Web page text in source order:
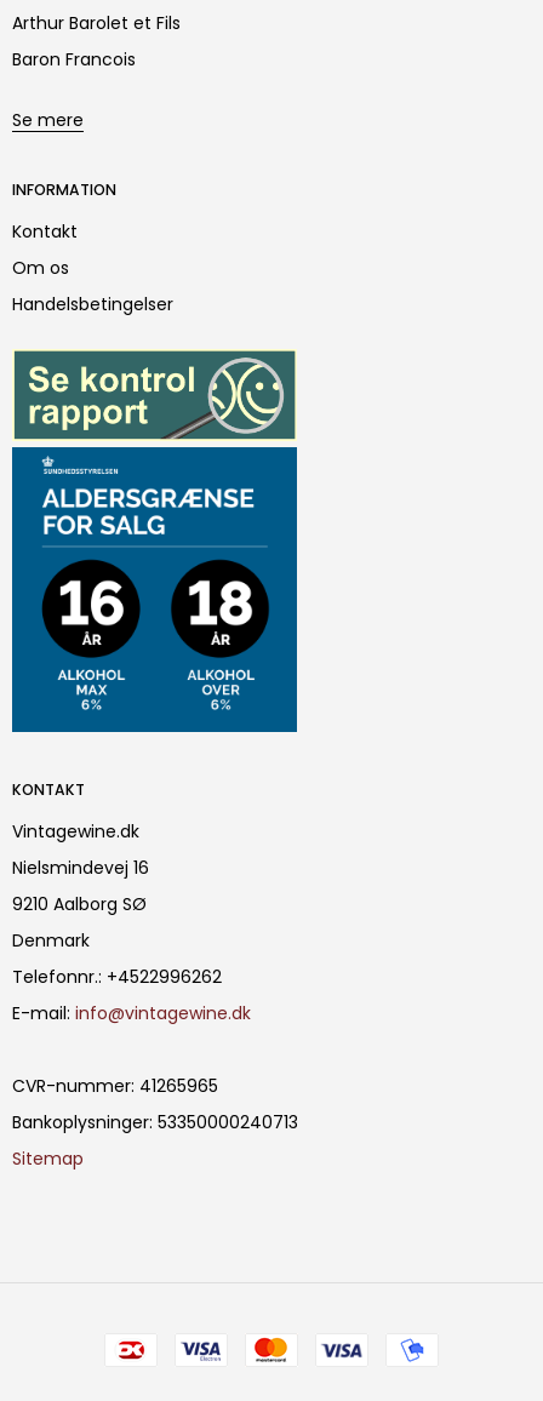
Arthur Barolet et Fils
Baron Francois
Se mere
INFORMATION
Kontakt
Om os
Handelsbetingelser
KONTAKT
Vintagewine.dk
Nielsmindevej 16
9210 Aalborg SØ
Denmark
Telefonnr.: +4522996262
E-mail: info@vintagewine.dk
CVR-nummer: 41265965
Bankoplysninger: 53350000240713
Sitemap